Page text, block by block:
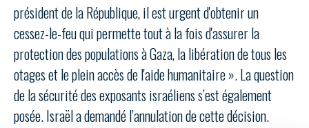
NOTRE HISTOIRE
L’ÉQUIPE DU GIFAS
NOS RÉSEAUX À L'INTERNATIONAL
FONCTIONNEMENT
GEADS
COMITÉ AERO PME
ACCOMPAGNEMENT DE NOS ADHÉRENTS
LES PROGRAMMES DU GIFAS
LA MÉDIATION
président de la République, il est urgent d'obtenir un
cessez-le-feu qui permette tout à la fois d'assurer la
protection des populations à Gaza, la libération de tous les
otages et le plein accès de l'aide humanitaire ». La question
de la sécurité des exposants israéliens s’est également
posée. Israël a demandé l’annulation de cette décision.
Découvrez les avantages d'adhérer au GIFAS.